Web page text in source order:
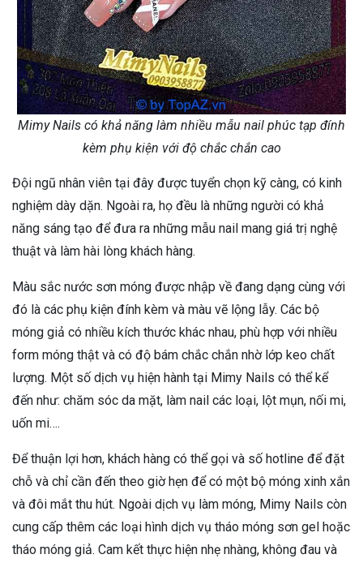
Mimy Nails có khả năng làm nhiều mẫu nail phúc tạp đính
kèm phụ kiện với độ chắc chắn cao
Đội ngũ nhân viên tại đây được tuyển chọn kỹ càng, có kinh
nghiệm dày dặn. Ngoài ra, họ đều là những người có khả
năng sáng tạo để đưa ra những mẫu nail mang giá trị nghệ
thuật và làm hài lòng khách hàng.
Màu sắc nước sơn móng được nhập về đang dạng cùng với
đó là các phụ kiện đính kèm và màu vẽ lộng lẫy. Các bộ
móng giả có nhiều kích thước khác nhau, phù hợp với nhiều
form móng thật và có độ bám chắc chắn nhờ lớp keo chất
lượng. Một số dịch vụ hiện hành tại Mimy Nails có thể kể
đến như: chăm sóc da mặt, làm nail các loại, lột mụn, nối mi,
uốn mi….
Để thuận lợi hơn, khách hàng có thể gọi và số hotline để đặt
chỗ và chỉ cần đến theo giờ hẹn để có một bộ móng xinh xắn
và đôi mắt thu hút. Ngoài dịch vụ làm móng, Mimy Nails còn
cung cấp thêm các loại hình dịch vụ tháo móng sơn gel hoặc
tháo móng giả. Cam kết thực hiện nhẹ nhàng, không đau và